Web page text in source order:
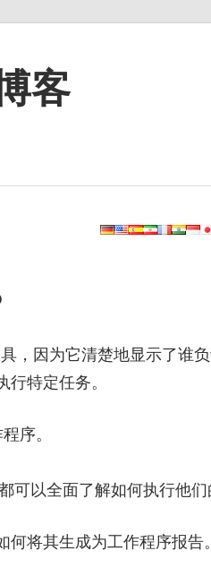
客
，因为它清楚地显示了谁
特定任务。
序。
以全面了解如何执行他们
将其生成为工作程序报告。